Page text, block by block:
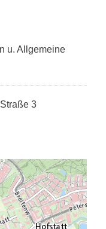
u. Allgemeine
3